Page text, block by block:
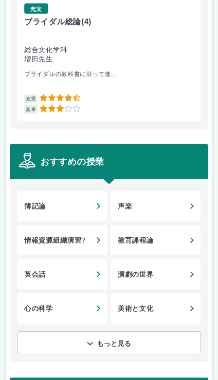
充実
ブライダル総論(4)
総合文化学科
増田先生
ブライダルの教科書に沿って進...
充実 4.5
楽単 3
おすすめの授業
簿記論 声楽
情報資源組織演習? 教育課程論
英会話 演劇の世界
心の科学 美術と文化
もっと見る